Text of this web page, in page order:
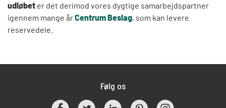
udløbet er det derimod vores dygtige samarbejdspartner
igennem mange årCentrum Beslag, som kan levere
reservedele.
Følg os